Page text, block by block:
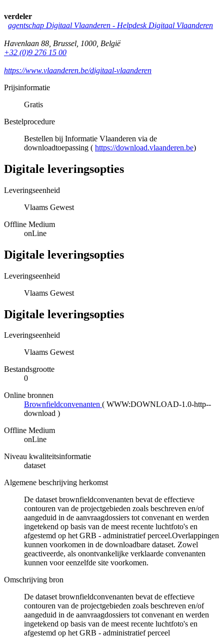
verdeler
agentschap Digitaal Vlaanderen - Helpdesk Digitaal Vlaanderen
Havenlaan 88 Brussel 1000 België
+32 (0)9 276 15 00
https://www.vlaanderen.be/digitaal-vlaanderen
Prijsinformatie
Gratis
Bestelprocedure
Bestellen bij Informatie Vlaanderen via de
downloadtoepassing ( https://download.vlaanderen.be)
Digitale leveringsopties
Leveringseenheid
Vlaams Gewest
Offline Medium
onLine
Digitale leveringsopties
Leveringseenheid
Vlaams Gewest
Digitale leveringsopties
Leveringseenheid
Vlaams Gewest
Bestandsgrootte
0
Online bronnen
Brownfieldconvenanten ( WWW:DOWNLOAD-1.0-http--
download )
Offline Medium
onLine
Niveau kwaliteitsinformatie
dataset
Algemene beschrijving herkomst
De dataset brownfieldconvenanten bevat de effectieve
contouren van de projectgebieden zoals beschreven en/of
aangeduid in de aanvraagdossiers tot convenant en werden
ingetekend op basis van de meest recente luchtfoto's en
afgestemd op het GRB - administratief perceel.Overlappingen
kunnen voorkomen in de downloadbare dataset. Zowel
geactiveerde, als onontvankelijke verklaarde convenanten
kunnen voor eenzelfde site voorkomen.
Omschrijving bron
De dataset brownfieldconvenanten bevat de effectieve
contouren van de projectgebieden zoals beschreven en/of
aangeduid in de aanvraagdossiers tot convenant en werden
ingetekend op basis van de meest recente luchtfoto's en
afgestemd op het GRB - administratief perceel